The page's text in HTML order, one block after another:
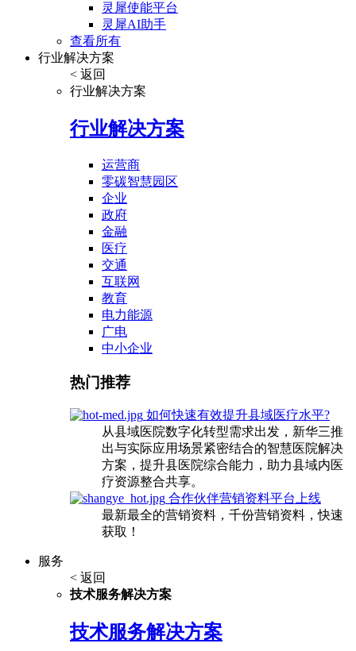
灵犀使能平台
灵犀AI助手
查看所有
行业解决方案
< 返回
行业解决方案
行业解决方案
运营商
零碳智慧园区
企业
政府
金融
医疗
交通
互联网
教育
电力能源
广电
中小企业
热门推荐
如何快速有效提升县域医疗水平?
从县域医院数字化转型需求出发，新华三推
出与实际应用场景紧密结合的智慧医院解决
方案，提升县医院综合能力，助力县域内医
疗资源整合共享。
合作伙伴营销资料平台上线
最新最全的营销资料，千份营销资料，快速
获取！
服务
< 返回
技术服务解决方案
技术服务解决方案